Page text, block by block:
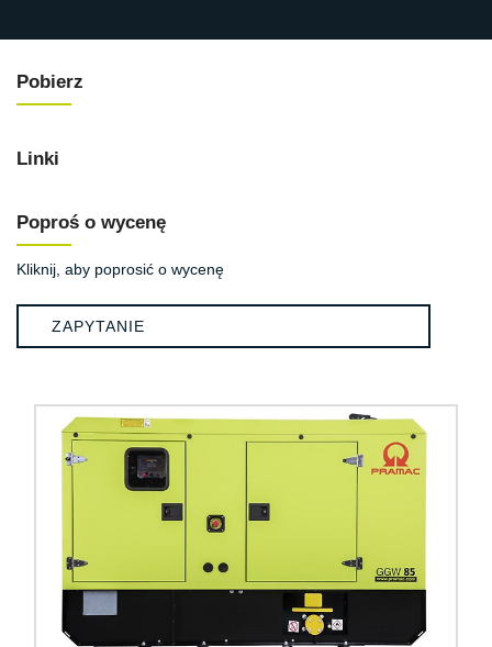
Pobierz
Linki
Poproś o wycenę
Kliknij, aby poprosić o wycenę
ZAPYTANIE